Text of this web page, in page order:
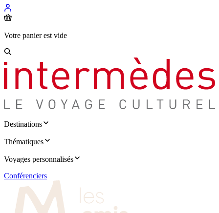
Votre panier est vide
Destinations
Thématiques
Voyages personnalisés
Conférenciers